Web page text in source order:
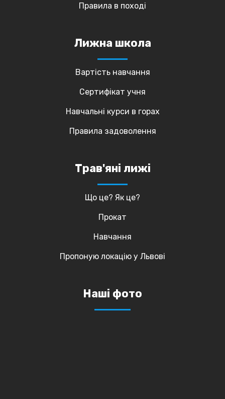
Правила в поході
Лижна школа
Вартість навчання
Сертифікат учня
Навчальні курси в горах
Правила задоволення
Трав'яні лижі
Що це? Як це?
Прокат
Навчання
Пропоную локацію у Львові
Наші фото